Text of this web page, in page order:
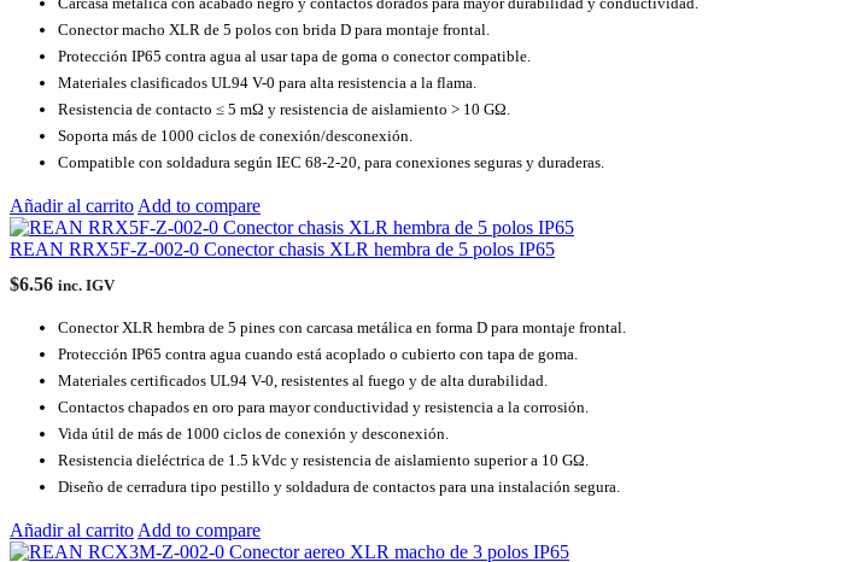
Conector macho XLR de 5 polos con brida D para montaje frontal.
Protección IP65 contra agua al usar tapa de goma o conector compatible.
Materiales clasificados UL94 V-0 para alta resistencia a la flama.
Resistencia de contacto ≤ 5 mΩ y resistencia de aislamiento > 10 GΩ.
Soporta más de 1000 ciclos de conexión/desconexión.
Compatible con soldadura según IEC 68-2-20, para conexiones seguras y duraderas.
Añadir al carrito Add to compare
REAN RRX5F-Z-002-0 Conector chasis XLR hembra de 5 polos IP65
$6.56 inc. IGV
Conector XLR hembra de 5 pines con carcasa metálica en forma D para montaje frontal.
Protección IP65 contra agua cuando está acoplado o cubierto con tapa de goma.
Materiales certificados UL94 V-0, resistentes al fuego y de alta durabilidad.
Contactos chapados en oro para mayor conductividad y resistencia a la corrosión.
Vida útil de más de 1000 ciclos de conexión y desconexión.
Resistencia dieléctrica de 1.5 kVdc y resistencia de aislamiento superior a 10 GΩ.
Diseño de cerradura tipo pestillo y soldadura de contactos para una instalación segura.
Añadir al carrito Add to compare